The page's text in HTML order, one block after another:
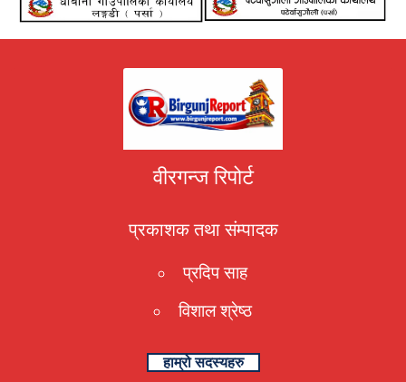
वीरगन्ज रिपोर्ट
प्रकाशक तथा संम्पादक
प्रदिप साह
विशाल श्रेष्ठ
हाम्रो सदस्यहरु